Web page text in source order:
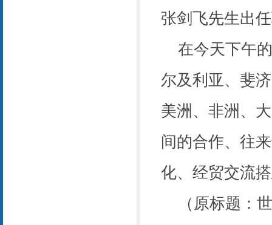
张剑飞先生出
在今天下午的
尔及利亚、斐
美洲、非洲、
间的合作、往
化、经贸交流
（原标题：世